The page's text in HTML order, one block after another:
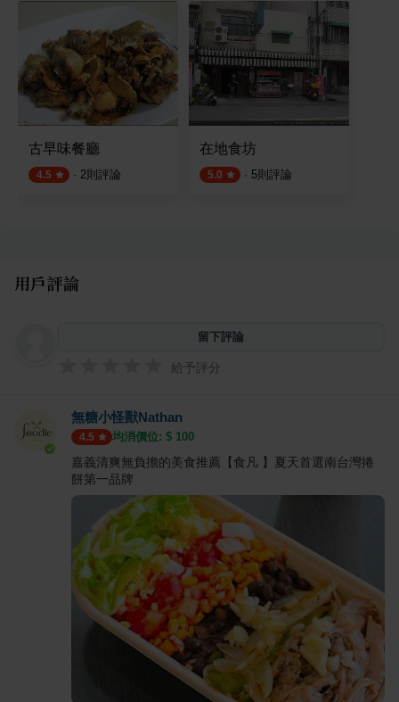
古早味餐廳
4.5 · 2則評論
在地食坊
5.0 · 5則評論
用戶評論
留下評論
給予評分
無糖小怪獸Nathan
4.5 均消價位: $ 100
嘉義清爽無負擔的美食推薦【食凡 】夏天首選南台灣捲
餅第一品牌